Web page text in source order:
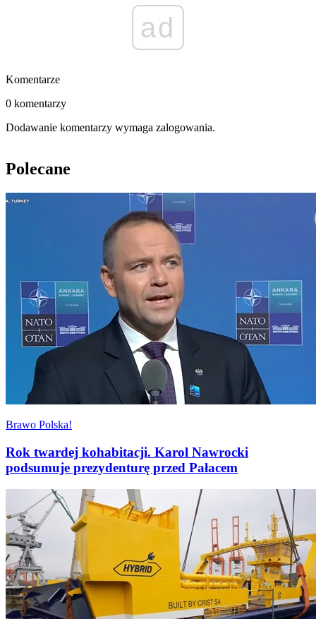
ad
Komentarze
0 komentarzy
Dodawanie komentarzy wymaga zalogowania.
Polecane
Brawo Polska!
Rok twardej kohabitacji. Karol Nawrocki
podsumuje prezydenturę przed Pałacem